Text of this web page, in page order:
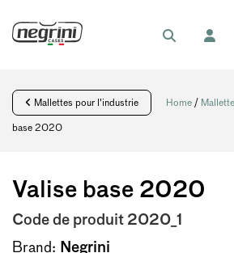
Mallettes pour l'industrie Home /
base 2020
Valise base 2020
Code de produit 2020_1
Brand: Negrini